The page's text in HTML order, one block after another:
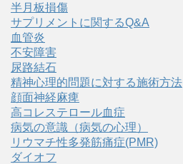
半月板損傷
サプリメントに関するQ&A
血管炎
不安障害
尿路結石
精神心理的問題に対する施術方法
顔面神経麻痺
高コレステロール血症
病気の意識（病気の心理）
リウマチ性多発筋痛症(PMR)
ダイオフ